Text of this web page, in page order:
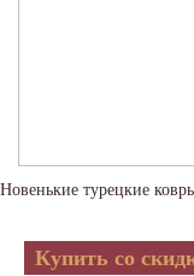
Новенькие турецкие
Купить со